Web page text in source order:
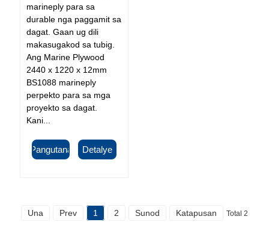
marineply para sa
durable nga paggamit sa
dagat. Gaan ug dili
makasugakod sa tubig.
Ang Marine Plywood
2440 x 1220 x 12mm
BS1088 marineply
perpekto para sa mga
proyekto sa dagat.
Kani...
Pangutana Detalye
Una Prev 1 2 Sunod Katapusan Total 2